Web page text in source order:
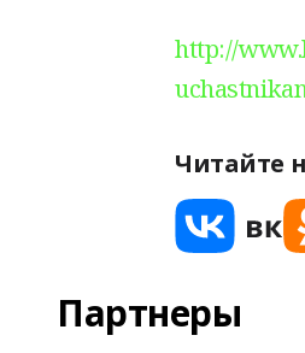
http://
Читайте
Партнеры